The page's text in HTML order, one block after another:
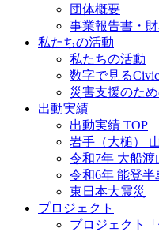
団体概要
事業報告書・
私たちの活動
私たちの活動
数字で見る
災害支援のた
出動実績
出動実績 TOP
岩手（大槌）
令和7年 大船渡
令和6年 能登
東日本大震災
プロジェクト
プロジェクト